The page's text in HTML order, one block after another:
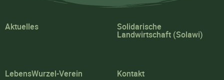
Aktuelles Solidarische
Landwirtschaft (Solawi)
LebensWurzel-Verein Kontakt